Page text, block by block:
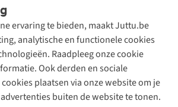
ervaring te bieden, maakt Juttu.be
analytische en functionele cookies
Raadpleeg onze cookie
Ook derden en sociale
plaatsen via onze website om je
buiten de website te tonen.
nieuwsbrief